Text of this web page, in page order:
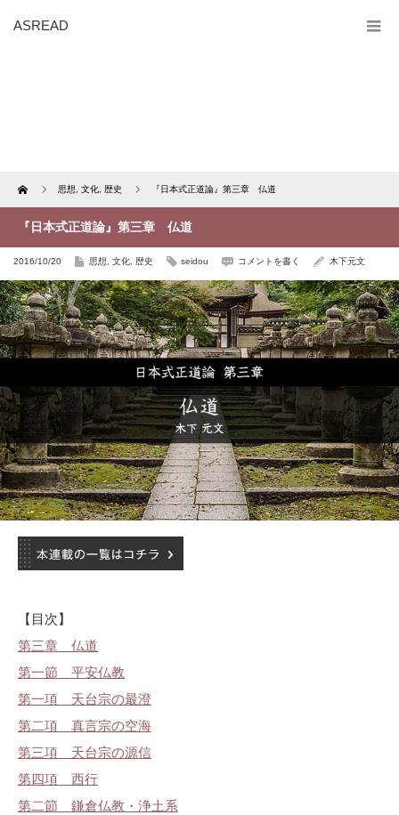
ASREAD
Home 思想 文化 歴史 『日本式正道論』第三章 仏道
『日本式正道論』第三章 仏道
2016/10/20 思想 文化 歴史 seidou コメントを書く 木下元文
【目次】
第三章 仏道
第一節 平安仏教
第一項 天台宗の最澄
第二項 真言宗の空海
第三項 天台宗の源信
第四項 西行
第二節 鎌倉仏教・浄土系